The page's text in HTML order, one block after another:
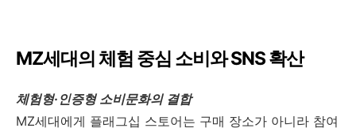
MZ세대의 체험 중심 소비와 SNS 확산
체험형·인증형 소비문화의 결합
MZ세대에게 플래그십 스토어는 구매 장소가 아니라 참여